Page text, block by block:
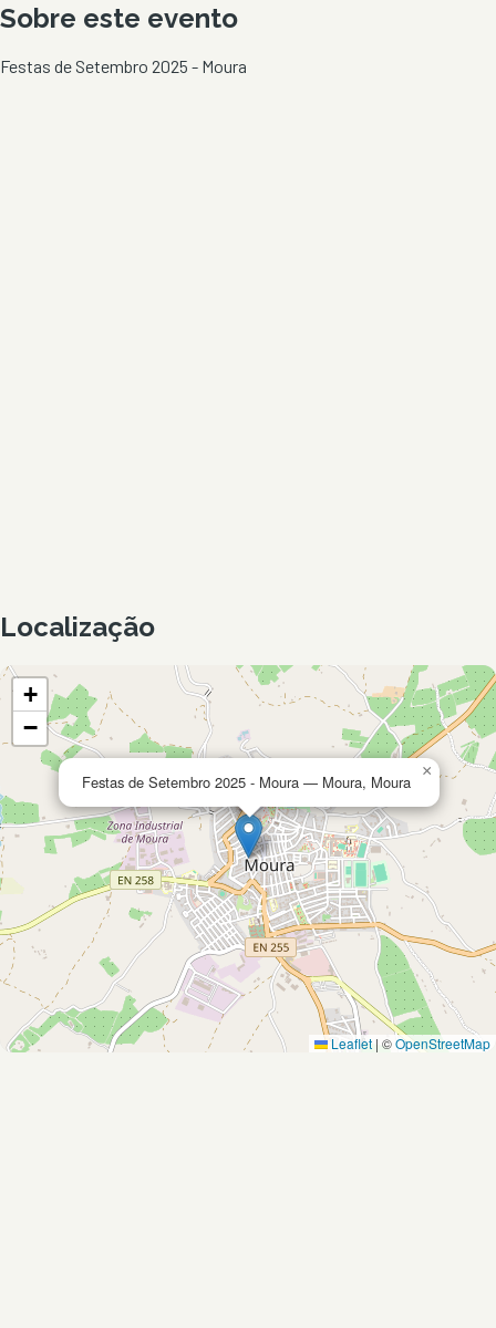
Sobre este evento
Festas de Setembro 2025 - Moura
Localização
Festas de Setembro 2025 - Moura — Moura, Moura
×
+
−
Leaflet | ©OpenStreetMap